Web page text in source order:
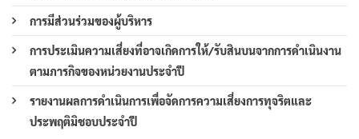
การมีส่วนร่วมของผู้บริหาร
การประเมินความเสี่ยงที่อาจเกิดการให้/รับสินบนจากการดำเนินงาน
ตามภารกิจของหน่วยงานประจำปี
รายงานผลการดำเนินการเพื่อจัดการความเสี่ยงการทุจริตและ
ประพฤติมิชอบประจำปี